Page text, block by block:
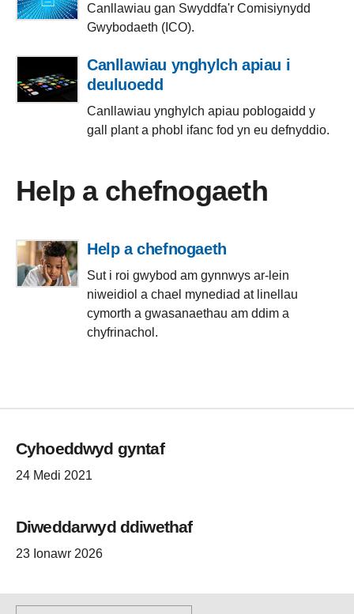
Canllawiau gan Swyddfa'r Comisiynydd
Gwybodaeth (ICO).
Canllawiau ynghylch apiau i
deuluoedd
Canllawiau ynghylch apiau poblogaidd y
gall plant a phobl ifanc fod yn eu defnyddio.
Help a chefnogaeth
Help a chefnogaeth
Sut i roi gwybod am gynnwys ar-lein
niweidiol a chael mynediad at linellau
cymorth a gwasanaethau am ddim a
chyfrinachol.
Cyhoeddwyd gyntaf
24 Medi 2021
Diweddarwyd ddiwethaf
23 Ionawr 2026